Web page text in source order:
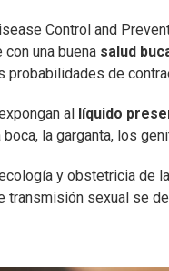
Control and
una buena salud
probabilidades de
al líquido
la garganta, los
y obstetricia de
sexual se